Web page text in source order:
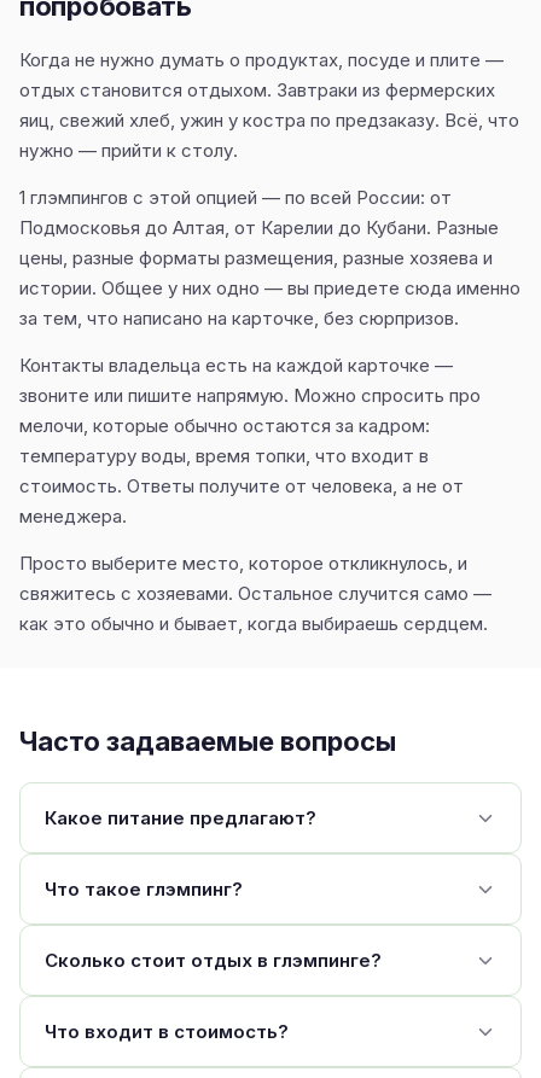
Когда не нужно думать о продуктах, посуде и плите —
отдых становится отдыхом. Завтраки из фермерских
яиц, свежий хлеб, ужин у костра по предзаказу. Всё, что
нужно — прийти к столу.
1 глэмпингов с этой опцией — по всей России: от
Подмосковья до Алтая, от Карелии до Кубани. Разные
цены, разные форматы размещения, разные хозяева и
истории. Общее у них одно — вы приедете сюда именно
за тем, что написано на карточке, без сюрпризов.
Контакты владельца есть на каждой карточке —
звоните или пишите напрямую. Можно спросить про
мелочи, которые обычно остаются за кадром:
температуру воды, время топки, что входит в
стоимость. Ответы получите от человека, а не от
менеджера.
Просто выберите место, которое откликнулось, и
свяжитесь с хозяевами. Остальное случится само —
как это обычно и бывает, когда выбираешь сердцем.
Часто задаваемые вопросы
Какое питание предлагают?
Что такое глэмпинг?
Сколько стоит отдых в глэмпинге?
Что входит в стоимость?